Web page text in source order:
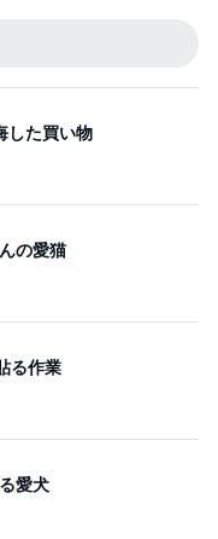
した買い物
の愛猫
る作業
愛犬